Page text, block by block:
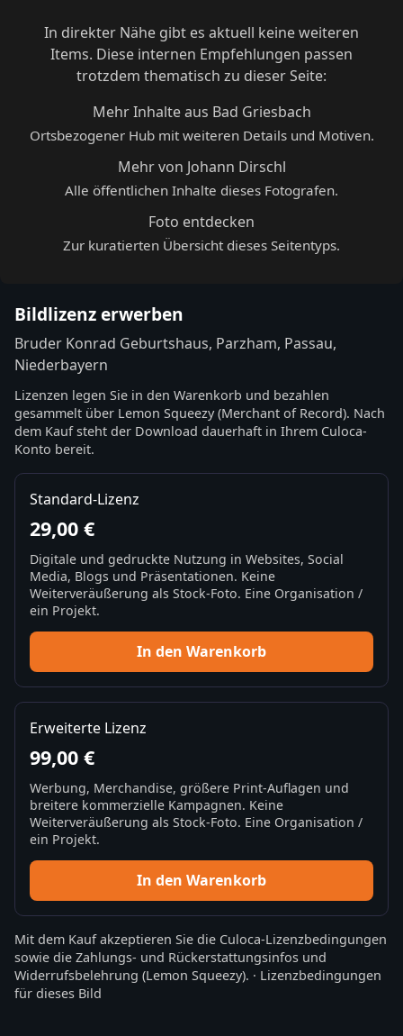
In direkter Nähe gibt es aktuell keine weiteren
Items. Diese internen Empfehlungen passen
trotzdem thematisch zu dieser Seite:
Mehr Inhalte aus Bad Griesbach
Ortsbezogener Hub mit weiteren Details und Motiven.
Mehr von Johann Dirschl
Alle öffentlichen Inhalte dieses Fotografen.
Foto entdecken
Zur kuratierten Übersicht dieses Seitentyps.
Bildlizenz erwerben
Bruder Konrad Geburtshaus, Parzham, Passau,
Niederbayern
Lizenzen legen Sie in den Warenkorb und bezahlen
gesammelt über Lemon Squeezy (Merchant of Record). Nach
dem Kauf steht der Download dauerhaft in Ihrem Culoca-
Konto bereit.
Standard-Lizenz
29,00 €
Digitale und gedruckte Nutzung in Websites, Social
Media, Blogs und Präsentationen. Keine
Weiterveräußerung als Stock-Foto. Eine Organisation /
ein Projekt.
In den Warenkorb
Erweiterte Lizenz
99,00 €
Werbung, Merchandise, größere Print-Auflagen und
breitere kommerzielle Kampagnen. Keine
Weiterveräußerung als Stock-Foto. Eine Organisation /
ein Projekt.
In den Warenkorb
Mit dem Kauf akzeptieren Sie die Culoca-Lizenzbedingungen
sowie die Zahlungs- und Rückerstattungsinfos und
Widerrufsbelehrung (Lemon Squeezy). · Lizenzbedingungen
für dieses Bild